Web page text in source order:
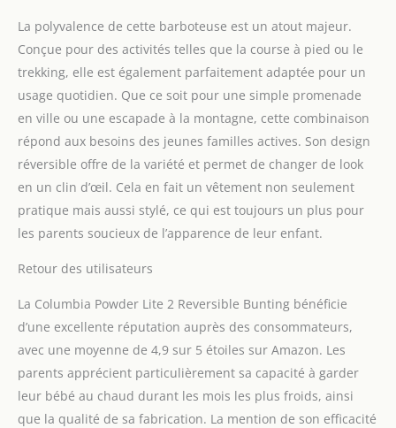
La polyvalence de cette barboteuse est un atout majeur.
Conçue pour des activités telles que la course à pied ou le
trekking, elle est également parfaitement adaptée pour un
usage quotidien. Que ce soit pour une simple promenade
en ville ou une escapade à la montagne, cette combinaison
répond aux besoins des jeunes familles actives. Son design
réversible offre de la variété et permet de changer de look
en un clin d’œil. Cela en fait un vêtement non seulement
pratique mais aussi stylé, ce qui est toujours un plus pour
les parents soucieux de l’apparence de leur enfant.
Retour des utilisateurs
La Columbia Powder Lite 2 Reversible Bunting bénéficie
d’une excellente réputation auprès des consommateurs,
avec une moyenne de 4,9 sur 5 étoiles sur Amazon. Les
parents apprécient particulièrement sa capacité à garder
leur bébé au chaud durant les mois les plus froids, ainsi
que la qualité de sa fabrication. La mention de son efficacité